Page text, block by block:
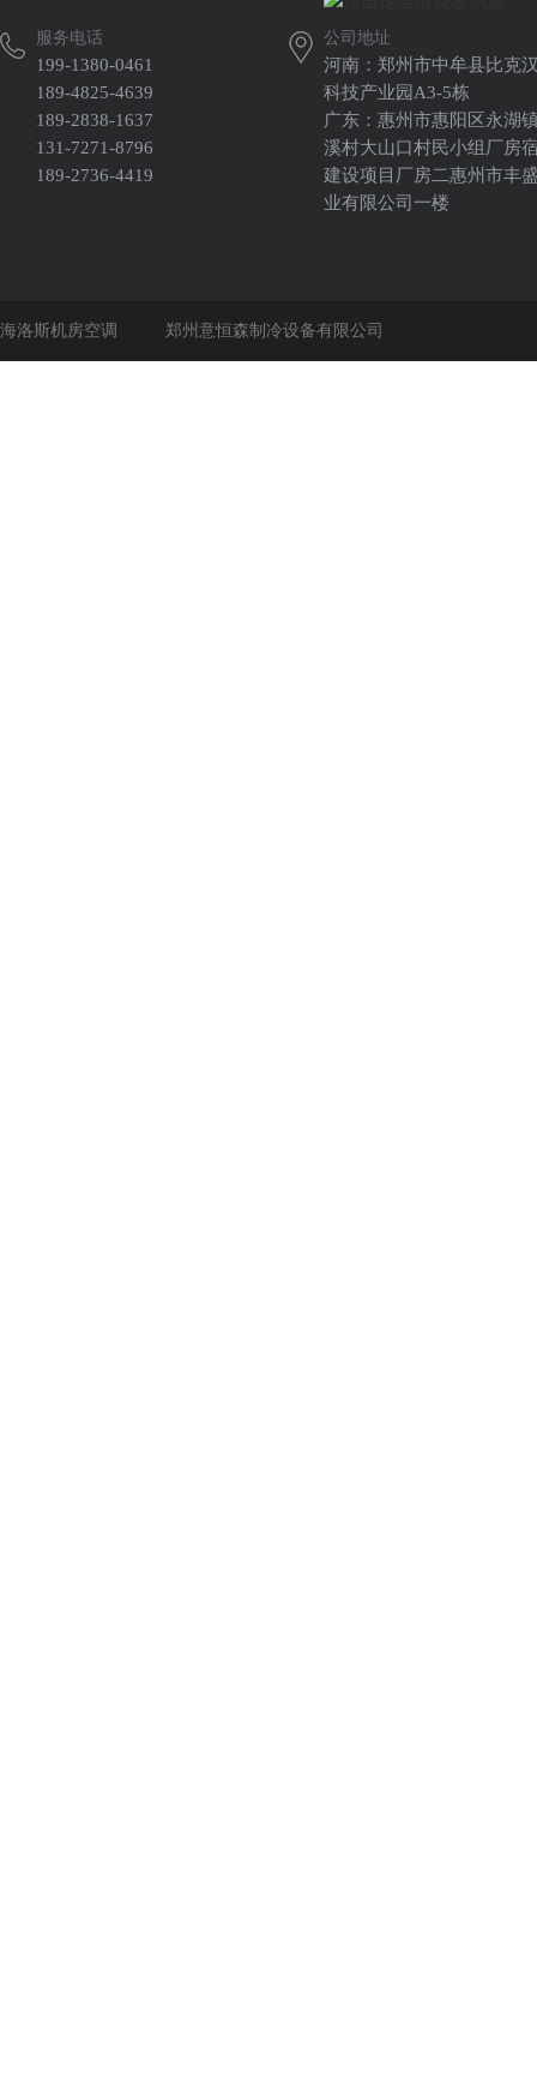
服务电话
199-1380-0461
189-4825-4639
189-2838-1637
131-7271-8796
189-2736-4419
公司地址
河南：郑州市中牟县比克
科技产业园A3-5栋
广东：惠州市惠阳区永湖
溪村大山口村民小组厂房
建设项目厂房二惠州市丰
业有限公司一楼
海洛斯机房空调 郑州意恒森制冷设备有限公司